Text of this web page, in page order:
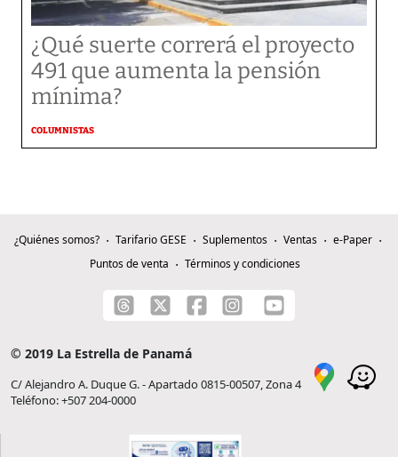
¿Qué suerte correrá el proyecto
491 que aumenta la pensión
mínima?
COLUMNISTAS
¿Quiénes somos? Tarifario GESE Suplementos Ventas
e-Paper
Puntos de venta
Términos y condiciones
© 2019 La Estrella de Panamá
C/ Alejandro A. Duque G. - Apartado 0815-00507, Zona 4
Teléfono: +507 204-0000